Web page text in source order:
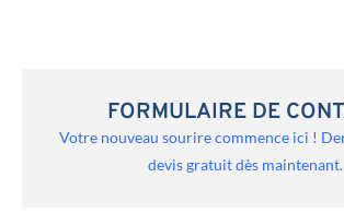
FORMULAIRE DE
Votre nouveau sourire commence ici !
devis gratuit dès maintenant.